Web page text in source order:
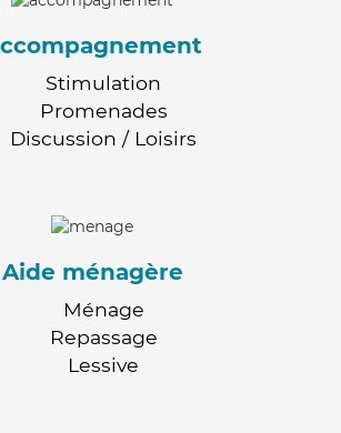
Stimulation
Promenades
Discussion / Loisirs
Aide ménagère
Ménage
Repassage
Lessive